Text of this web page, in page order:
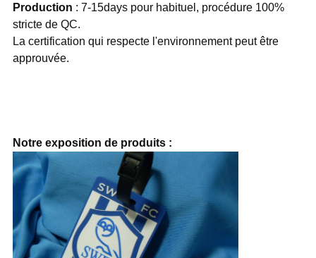
Production : 7-15days pour habituel, procédure 100%
stricte de QC.
La certification qui respecte l'environnement peut être
approuvée.
Notre exposition de produits :